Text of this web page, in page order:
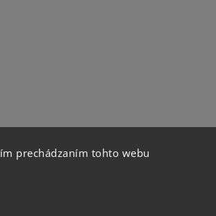
prechádzaním tohto webu